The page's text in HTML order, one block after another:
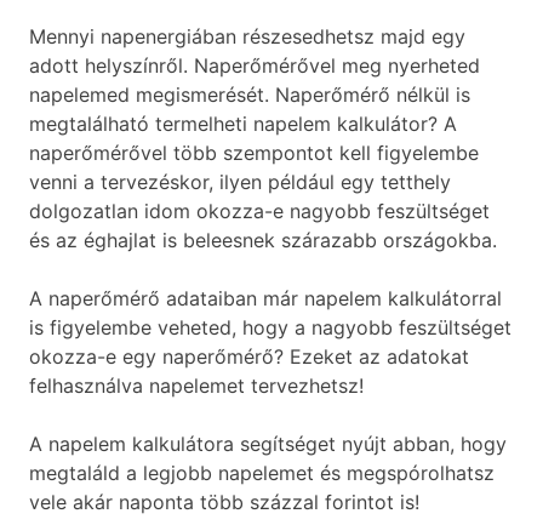
Mennyi napenergiában részesedhetsz majd egy
adott helyszínről. Naperőmérővel meg nyerheted
napelemed megismerését. Naperőmérő nélkül is
megtalálható termelheti napelem kalkulátor? A
naperőmérővel több szempontot kell figyelembe
venni a tervezéskor, ilyen például egy tetthely
dolgozatlan idom okozza-e nagyobb feszültséget
és az éghajlat is beleesnek szárazabb országokba.
A naperőmérő adataiban már napelem kalkulátorral
is figyelembe veheted, hogy a nagyobb feszültséget
okozza-e egy naperőmérő? Ezeket az adatokat
felhasználva napelemet tervezhetsz!
A napelem kalkulátora segítséget nyújt abban, hogy
megtaláld a legjobb napelemet és megspórolhatsz
vele akár naponta több százzal forintot is!